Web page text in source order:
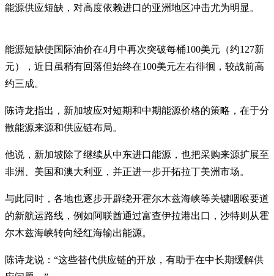
能源供应短缺，对高度依赖进口的亚洲地区冲击尤为明显。
能源短缺使国际油价在4月中再次突破每桶100美元（约127新
元），近日虽稍有回落但始终在100美元左右徘徊，较战前高
约三成。
陈诗龙指出，新加坡应对短期和中期能源价格的策略，在于分
散能源来源和供应链布局。
他说，新加坡除了继续从中东进口能源，也把采购来源扩展至
非洲、美国和澳大利亚，并正进一步开拓拉丁美洲市场。
与此同时，各地也逐步开辟绕开霍尔木兹海峡等关键咽喉要道
的新航运路线，例如阿联酋通过富查伊拉港出口，沙特则从霍
尔木兹海峡转向经红海输出能源。
陈诗龙说：“这些替代供应链的开放，有助于在中长期缓解供